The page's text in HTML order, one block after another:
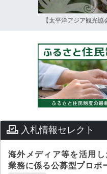
【太平洋アジア観光協
入札情報セレクト
海外メディア等を活用
業務に係る公募型プロポ